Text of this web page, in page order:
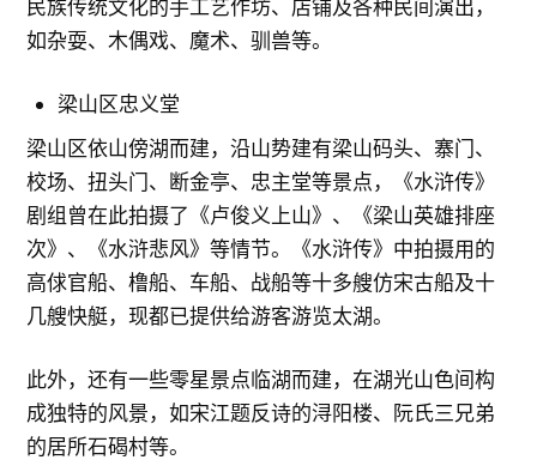
民族传统文化的手工艺作坊、店铺及各种民间演出，
如杂耍、木偶戏、魔术、驯兽等。
梁山区忠义堂
梁山区依山傍湖而建，沿山势建有梁山码头、寨门、
校场、扭头门、断金亭、忠主堂等景点，《水浒传》
剧组曾在此拍摄了《卢俊义上山》、《梁山英雄排座
次》、《水浒悲风》等情节。《水浒传》中拍摄用的
高俅官船、橹船、车船、战船等十多艘仿宋古船及十
几艘快艇，现都已提供给游客游览太湖。
此外，还有一些零星景点临湖而建，在湖光山色间构
成独特的风景，如宋江题反诗的浔阳楼、阮氏三兄弟
的居所石碣村等。